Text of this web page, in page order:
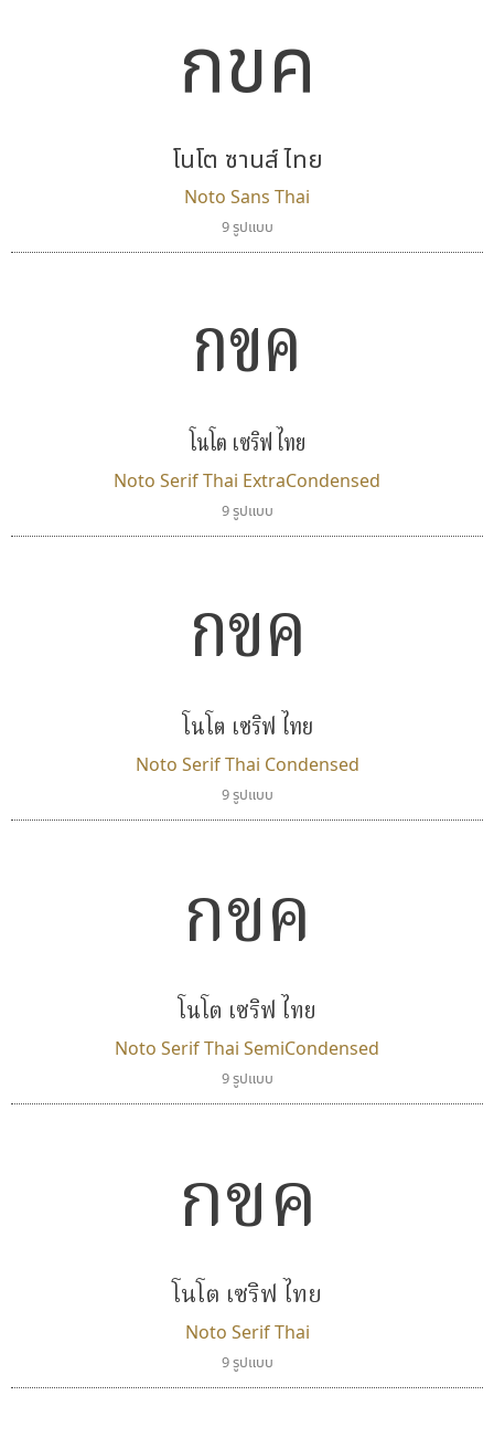
กขค
โนโต ซานส์ ไทย
Noto Sans Thai
9 รูปแบบ
กขค
โนโต เซริฟ ไทย
Noto Serif Thai ExtraCondensed
9 รูปแบบ
กขค
โนโต เซริฟ ไทย
Noto Serif Thai Condensed
9 รูปแบบ
กขค
โนโต เซริฟ ไทย
Noto Serif Thai SemiCondensed
9 รูปแบบ
กขค
โนโต เซริฟ ไทย
Noto Serif Thai
9 รูปแบบ